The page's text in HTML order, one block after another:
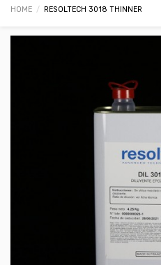
HOME RESOLTECH 3018 THINNER